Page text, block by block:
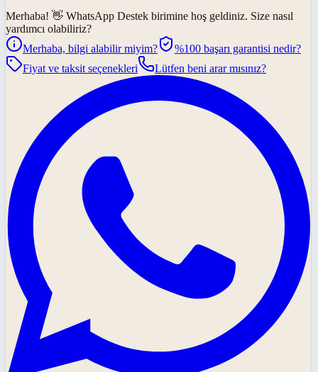
Merhaba! 👋 WhatsApp Destek birimine hoş geldiniz. Size nasıl
yardımcı olabiliriz?
Merhaba, bilgi alabilir miyim?
%100 başarı garantisi nedir?
Fiyat ve taksit seçenekleri
Lütfen beni arar mısınız?